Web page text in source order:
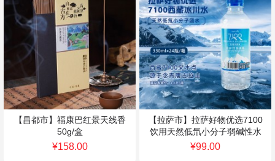
【昌都市】福康巴红景天线香
50g/盒
¥158.00
【拉萨市】拉萨好物优选7100
饮用天然低氘小分子弱碱性水
330ml*24瓶/箱
¥99.00